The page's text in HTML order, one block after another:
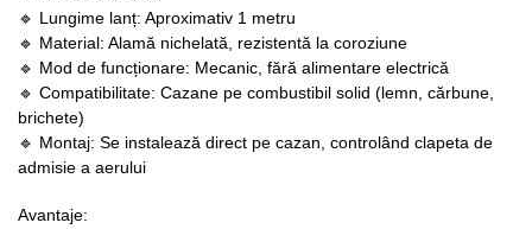
🔹 Lungime lanț: Aproximativ 1 metru
🔹 Material: Alamă nichelată, rezistentă la coroziune
🔹 Mod de funcționare: Mecanic, fără alimentare electrică
🔹 Compatibilitate: Cazane pe combustibil solid (lemn, cărbune,
brichete)
🔹 Montaj: Se instalează direct pe cazan, controlând clapeta de
admisie a aerului
Avantaje: